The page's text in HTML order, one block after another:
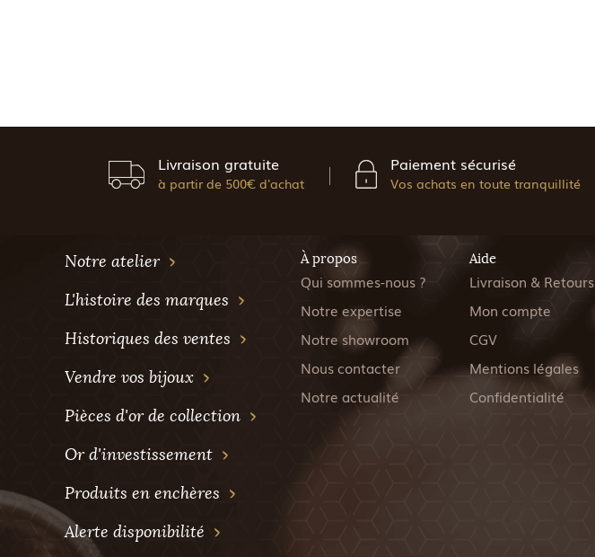
Livraison gratuite
à partir de 500€ d'achat
Paiement sécurisé
Vos achats en toute tranquillité
Notre atelier
L'histoire des marques
Historiques des ventes
Vendre vos bijoux
Pièces d'or de collection
Or d'investissement
Produits en enchères
Alerte disponibilité
À propos
Qui sommes-nous ?
Notre expertise
Notre showroom
Nous contacter
Notre actualité
Aide
Livraison & Retours
Mon compte
CGV
Mentions légales
Confidentialité